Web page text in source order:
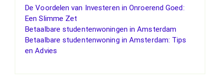
De Voordelen van Investeren in Onroerend Goed:
Een Slimme Zet
Betaalbare studentenwoningen in Amsterdam
Betaalbare studentenwoning in Amsterdam: Tips
en Advies